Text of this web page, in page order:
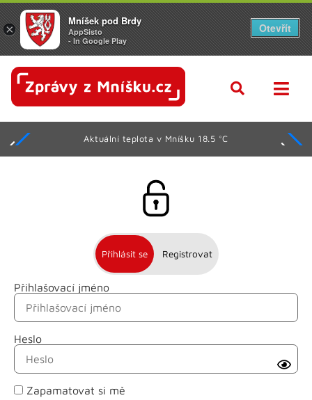
Aktuální teplota v Mníšku 18.5 °C
Přihlásit se Registrovat
Přihlašovací jméno
Heslo
Zapamatovat si mě
Jméno
Příjmení
E-mail
×
Mníšek pod Brdy
AppSisto
- In Google Play
Otevřít